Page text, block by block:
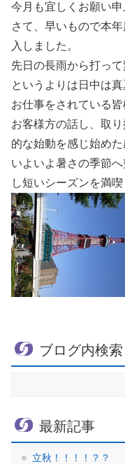
今月も宜しくお願い申
さて、早いもので本
入しました。
先日の長雨から打っ
というよりは日中は
お仕事をされている皆
お客様方の話し、取
的な始動を感じ始めた
いよいよ暑さの季節
し短いシーズンを満喫
ブログ内検索
最新記事
立秋！！！！？？